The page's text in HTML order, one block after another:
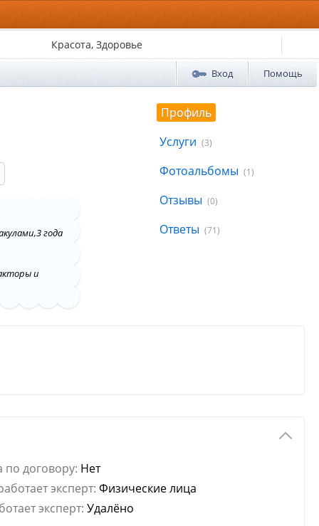
Красота, Здоровье
Вход Помощь
Профиль
Услуги (3)
Фотоальбомы (1)
Отзывы (0)
Ответы (71)
года
и
по договору: Нет
эксперт: Физические лица
эксперт: Удалёно